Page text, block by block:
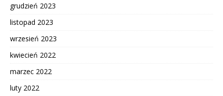
grudzień 2023
listopad 2023
wrzesień 2023
kwiecień 2022
marzec 2022
luty 2022